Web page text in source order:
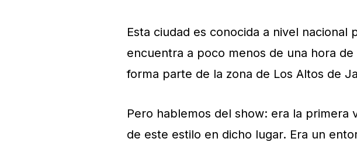
Esta ciudad es conocida a nivel nacional
encuentra a poco menos de una hora
forma parte de la zona de Los Altos de
Pero hablemos del show: era la primera
de este estilo en dicho lugar. Era un